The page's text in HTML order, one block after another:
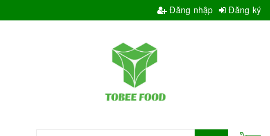
Đăng nhập Đăng ký